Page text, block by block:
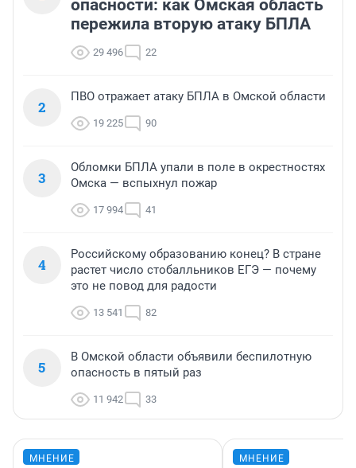
опасности: как Омская область
пережила вторую атаку БПЛА
29 496 22
2
ПВО отражает атаку БПЛА в Омской области
19 225 90
3
Обломки БПЛА упали в поле в окрестностях
Омска — вспыхнул пожар
17 994 41
4
Российскому образованию конец? В стране
растет число стобалльников ЕГЭ — почему
это не повод для радости
13 541 82
5
В Омской области объявили беспилотную
опасность в пятый раз
11 942 33
МНЕНИЕ МНЕНИЕ